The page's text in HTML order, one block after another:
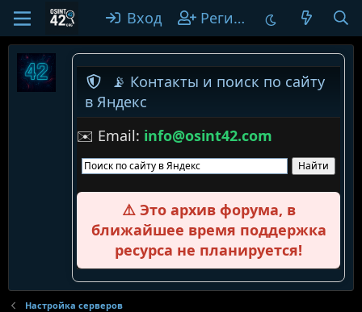
Вход Регистрация
📡 Контакты и поиск по сайту
в Яндекс
✉️ Email: info@osint42.com
⚠️ Это архив форума, в
ближайшее время поддержка
ресурса не планируется!
Настройка серверов